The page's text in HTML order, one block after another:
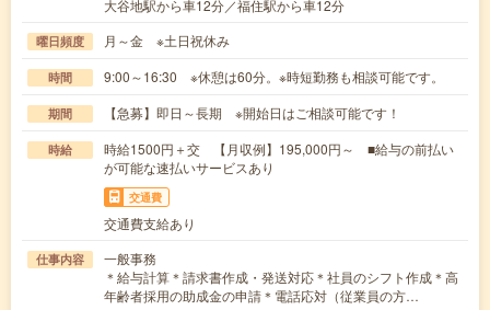
大谷地駅から車12分／福住駅から車12分
曜日頻度 月～金 ※土日祝休み
時間 9:00～16:30 ※休憩は60分。※時短勤務も相談可能です。
期間 【急募】即日～長期 ※開始日はご相談可能です！
時給
時給1500円＋交 【月収例】195,000円～ ■給与の前払い
が可能な速払いサービスあり
交通費
交通費支給あり
仕事内容
一般事務
＊給与計算＊請求書作成・発送対応＊社員のシフト作成＊高
年齢者採用の助成金の申請＊電話応対（従業員の方…